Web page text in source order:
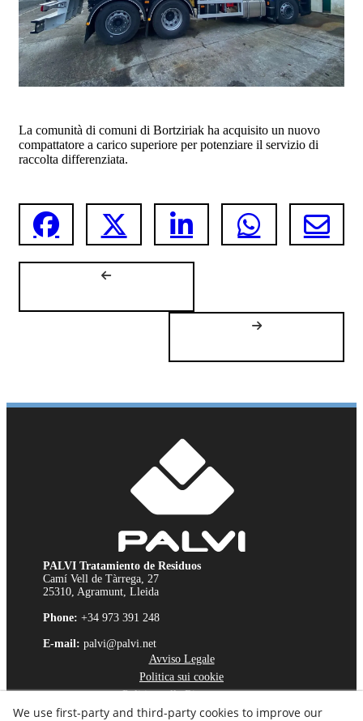
La comunità di comuni di Bortziriak ha acquisito un nuovo
compattatore a carico superiore per potenziare il servizio di
raccolta differenziata.
PALVI Tratamiento de Residuos
Camí Vell de Tàrrega, 27
25310, Agramunt, Lleida
Phone: +34 973 391 248
E-mail: palvi@palvi.net
Avviso Legale
Politica sui cookie
Politica sulla Riservatezza
Canale Etico
We use first-party and third-party cookies to improve our